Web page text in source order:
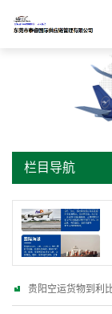
栏目导航
贵阳空运货物到利